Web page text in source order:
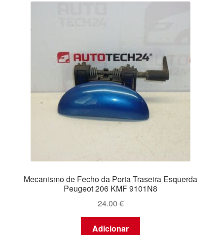
Mecanismo de Fecho da Porta Traseira Esquerda
Peugeot 206 KMF 9101N8
24.00 €
Adicionar